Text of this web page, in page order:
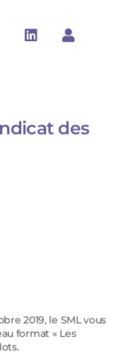
des
2019, le SML vous
format « Les